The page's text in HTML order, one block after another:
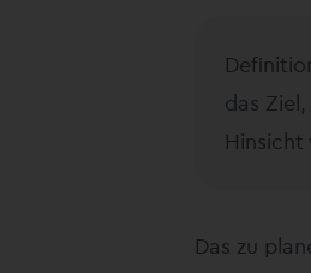
das Ziel,
Hinsicht
Das zu